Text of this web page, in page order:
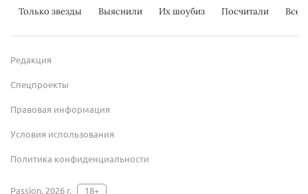
Только звезды Выяснили Их шоубиз Посчитали
Редакция
Спецпроекты
Правовая информация
Условия использования
Политика конфиденциальности
Passion, 2026 г. 18+